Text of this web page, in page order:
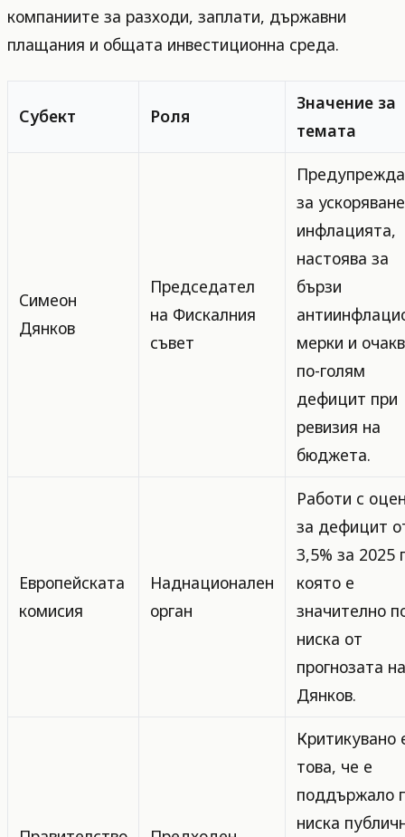
компаниите за разходи, заплати, държавни
плащания и общата инвестиционна среда.
Субект Роля
Значение за
темата
Симеон
Дянков
Председател
на Фискалния
съвет
за
инфлацията,
настоява за
бързи
мерки и
по-голям
дефицит при
ревизия на
бюджета.
Европейската
комисия
Наднационален
орган
Работи с
за дефицит
3,5% за 2025
която е
значително
ниска от
прогнозата на
Дянков.
Критикувано
това, че е
поддържало
ниска